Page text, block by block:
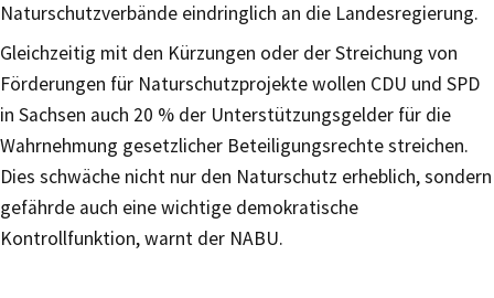
Naturschutzverbände eindringlich an die Landesregierung.
Gleichzeitig mit den Kürzungen oder der Streichung von
Förderungen für Naturschutzprojekte wollen CDU und SPD
in Sachsen auch 20 % der Unterstützungsgelder für die
Wahrnehmung gesetzlicher Beteiligungsrechte streichen.
Dies schwäche nicht nur den Naturschutz erheblich, sondern
gefährde auch eine wichtige demokratische
Kontrollfunktion, warnt der NABU.